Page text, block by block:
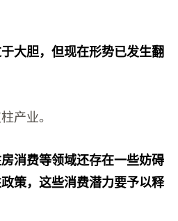
大胆，但现在形势已发生翻
产业。
消费等领域还存在一些妨碍
策，这些消费潜力要予以释